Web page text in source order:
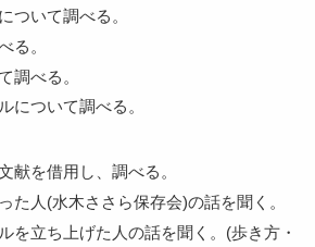
ついて調べる。
る。
調べる。
について調べる。
献を借用し、調べる。
た人(水木ささら保存会)の話を聞く。
を立ち上げた人の話を聞く。(歩き方・